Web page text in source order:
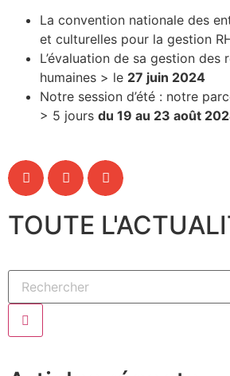
La convention nationale des
et culturelles pour la gestion
L’évaluation de sa gestion des
humaines > le 27 juin 2024
Notre session d’été : notre
> 5 jours du 19 au 23 août
TOUTE